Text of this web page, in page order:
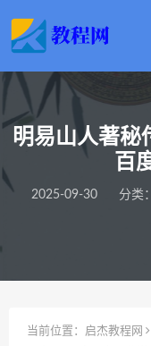
明易山人著秘
百
2025-09-30 分类：
当前位置： 启杰教程网